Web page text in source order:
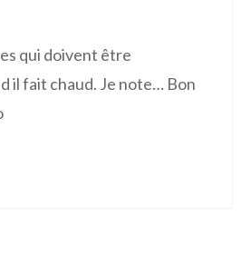
qui doivent être
il fait chaud. Je note… Bon